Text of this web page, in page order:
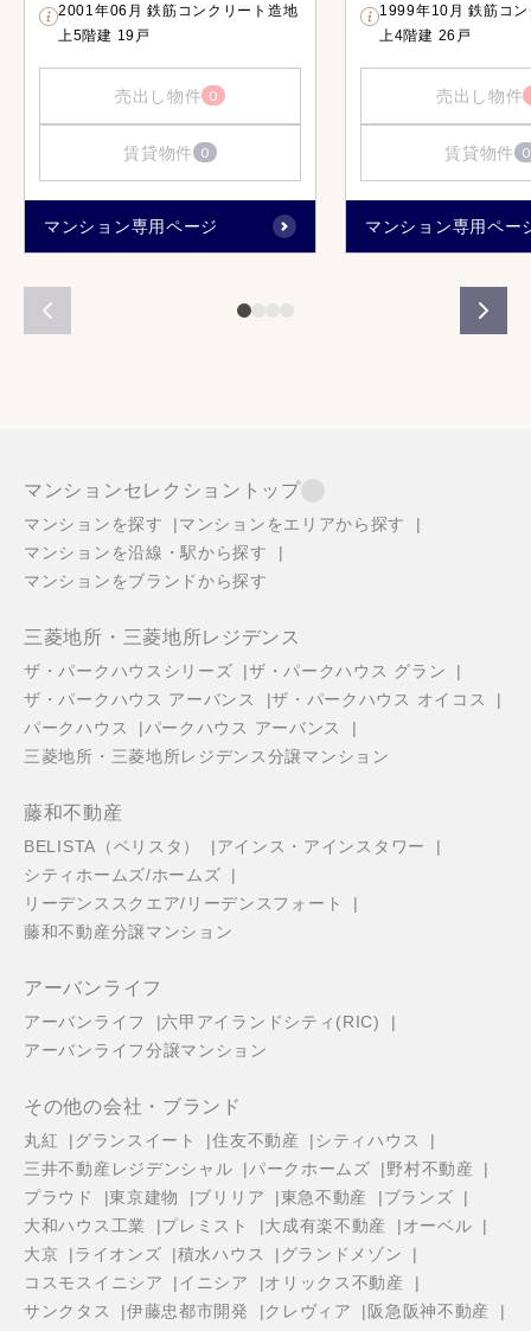
2001年06月 鉄筋コンクリート造地
上5階建 19戸
売出し物件 0
賃貸物件 0
マンション専用ページ
1999年10月 鉄筋コ
上4階建 26戸
売出し物件
賃貸物件 0
マンション専用ペー
マンションセレクショントップ
マンションを探す
マンションをエリアから探す
マンションを沿線・駅から探す
マンションをブランドから探す
三菱地所・三菱地所レジデンス
ザ・パークハウスシリーズ
ザ・パークハウス グラン
ザ・パークハウス アーバンス
ザ・パークハウス オイコス
パークハウス
パークハウス アーバンス
三菱地所・三菱地所レジデンス分譲マンション
藤和不動産
BELISTA（ベリスタ）
アインス・アインスタワー
シティホームズ/ホームズ
リーデンススクエア/リーデンスフォート
藤和不動産分譲マンション
アーバンライフ
アーバンライフ
六甲アイランドシティ(RIC)
アーバンライフ分譲マンション
その他の会社・ブランド
丸紅 グランスイート 住友不動産
シティハウス
三井不動産レジデンシャル
パークホームズ
野村不動産
プラウド
東京建物 ブリリア 東急不動産
ブランズ
大和ハウス工業
プレミスト 大成有楽不動産
オーベル
大京
ライオンズ 積水ハウス
グランドメゾン
コスモスイニシア
イニシア
オリックス不動産
サンクタス
伊藤忠都市開発 クレヴィア
阪急阪神不動産